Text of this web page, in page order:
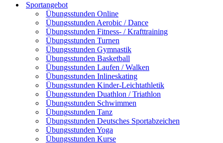
Sportangebot
Übungsstunden Online
Übungsstunden Aerobic / Dance
Übungsstunden Fitness- / Krafttraining
Übungsstunden Turnen
Übungsstunden Gymnastik
Übungsstunden Basketball
Übungsstunden Laufen / Walken
Übungsstunden Inlineskating
Übungsstunden Kinder-Leichtathletik
Übungsstunden Duathlon / Triathlon
Übungsstunden Schwimmen
Übungsstunden Tanz
Übungsstunden Deutsches Sportabzeichen
Übungsstunden Yoga
Übungsstunden Kurse